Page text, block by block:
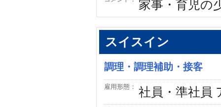
家事・育児の
スイスイン
調理・調理補助・接客
雇用形態： 社員・準社員